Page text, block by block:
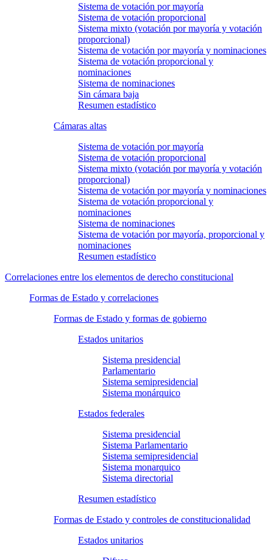
Sistema de votación por mayoría
Sistema de votación proporcional
Sistema mixto (votación por mayoría y votación
proporcional)
Sistema de votación por mayoría y nominaciones
Sistema de votación proporcional y
nominaciones
Sistema de nominaciones
Sin cámara baja
Resumen estadístico
Cámaras altas
Sistema de votación por mayoría
Sistema de votación proporcional
Sistema mixto (votación por mayoría y votación
proporcional)
Sistema de votación por mayoría y nominaciones
Sistema de votación proporcional y
nominaciones
Sistema de nominaciones
Sistema de votación por mayoría, proporcional y
nominaciones
Resumen estadístico
Correlaciones entre los elementos de derecho constitucional
Formas de Estado y correlaciones
Formas de Estado y formas de gobierno
Estados unitarios
Sistema presidencial
Parlamentario
Sistema semipresidencial
Sistema monárquico
Estados federales
Sistema presidencial
Sistema Parlamentario
Sistema semipresidencial
Sistema monarquico
Sistema directorial
Resumen estadístico
Formas de Estado y controles de constitucionalidad
Estados unitarios